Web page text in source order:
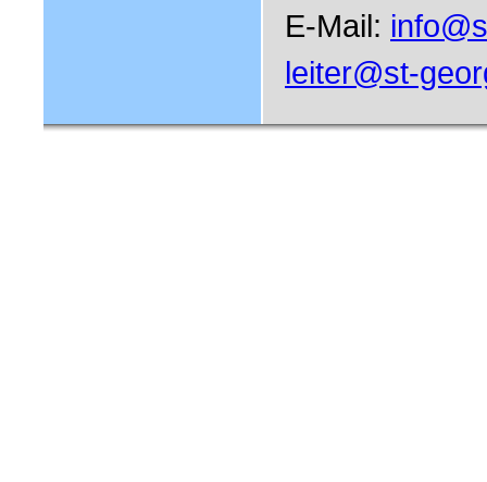
E-Mail:
leiter@st-